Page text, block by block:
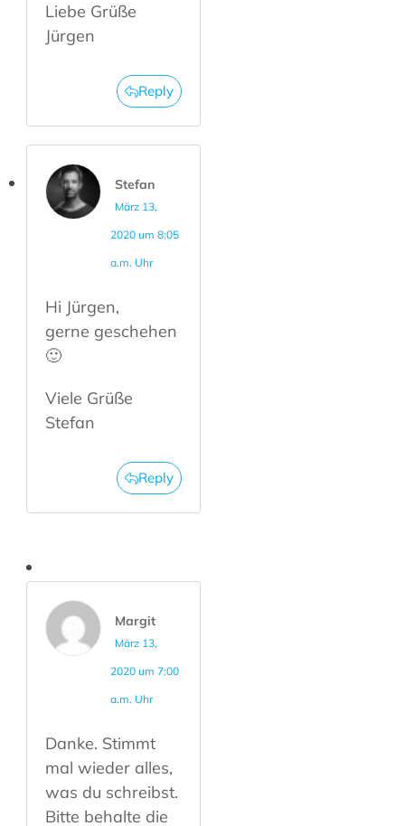
Liebe Grüße
Jürgen
Reply
Stefan
März 13,
2020 um 8:05
a.m. Uhr
Hi Jürgen,
gerne geschehen
🙂
Viele Grüße
Stefan
Reply
Margit
März 13,
2020 um 7:00
a.m. Uhr
Danke. Stimmt
mal wieder alles,
was du schreibst.
Bitte behalte die